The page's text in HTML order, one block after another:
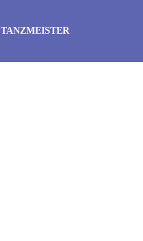
TANZMEISTER